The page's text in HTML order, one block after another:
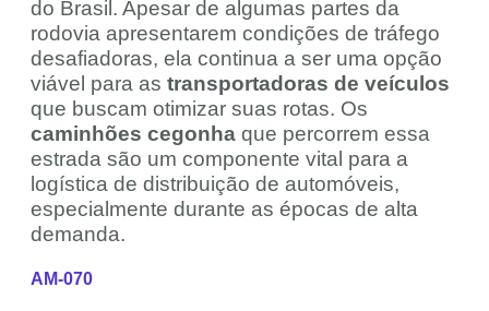
do Brasil. Apesar de algumas partes da
rodovia apresentarem condições de tráfego
desafiadoras, ela continua a ser uma opção
viável para as transportadoras de veículos
que buscam otimizar suas rotas. Os
caminhões cegonha que percorrem essa
estrada são um componente vital para a
logística de distribuição de automóveis,
especialmente durante as épocas de alta
demanda.
AM-070